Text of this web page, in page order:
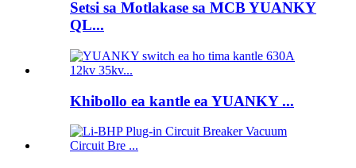
Setsi sa Motlakase sa MCB YUANKY
QL...
Khibollo ea kantle ea YUANKY ...